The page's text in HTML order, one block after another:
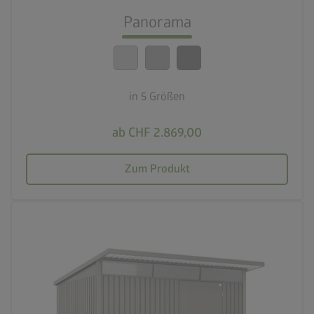
Panorama
in 5 Größen
ab CHF 2.869,00
Zum Produkt
Beste Sicherheitsstandards
calendar_month